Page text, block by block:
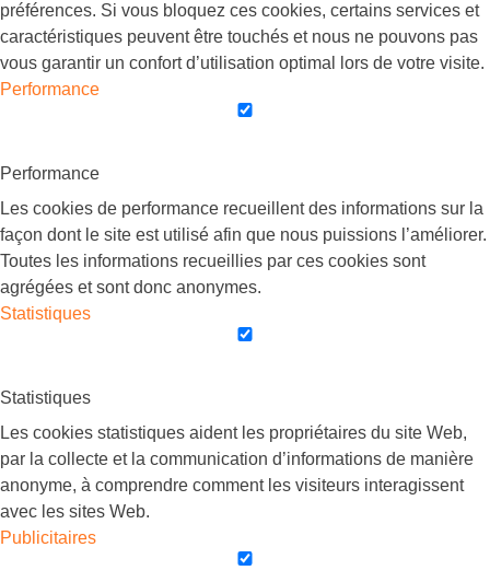
préférences. Si vous bloquez ces cookies, certains services et
caractéristiques peuvent être touchés et nous ne pouvons pas
vous garantir un confort d’utilisation optimal lors de votre visite.
Performance
Performance
Les cookies de performance recueillent des informations sur la
façon dont le site est utilisé afin que nous puissions l’améliorer.
Toutes les informations recueillies par ces cookies sont
agrégées et sont donc anonymes.
Statistiques
Statistiques
Les cookies statistiques aident les propriétaires du site Web,
par la collecte et la communication d’informations de manière
anonyme, à comprendre comment les visiteurs interagissent
avec les sites Web.
Publicitaires